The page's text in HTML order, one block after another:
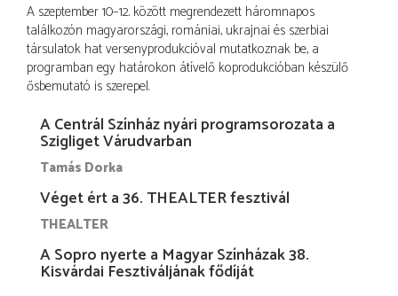
A szeptember 10–12. között megrendezett háromnapos
találkozón magyarországi, romániai, ukrajnai és szerbiai
társulatok hat versenyprodukcióval mutatkoznak be, a
programban egy határokon átívelő koprodukcióban készülő
ősbemutató is szerepel.
A Centrál Színház nyári programsorozata a
Szigliget Várudvarban
Tamás Dorka
Véget ért a 36. THEALTER fesztivál
THEALTER
A Sopro nyerte a Magyar Színházak 38.
Kisvárdai Fesztiváljának fődíját